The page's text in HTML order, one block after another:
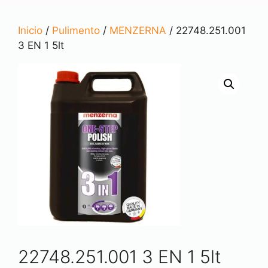
Inicio / Pulimento / MENZERNA / 22748.251.001
3 EN 1 5lt
22748.251.001 3 EN 1 5lt